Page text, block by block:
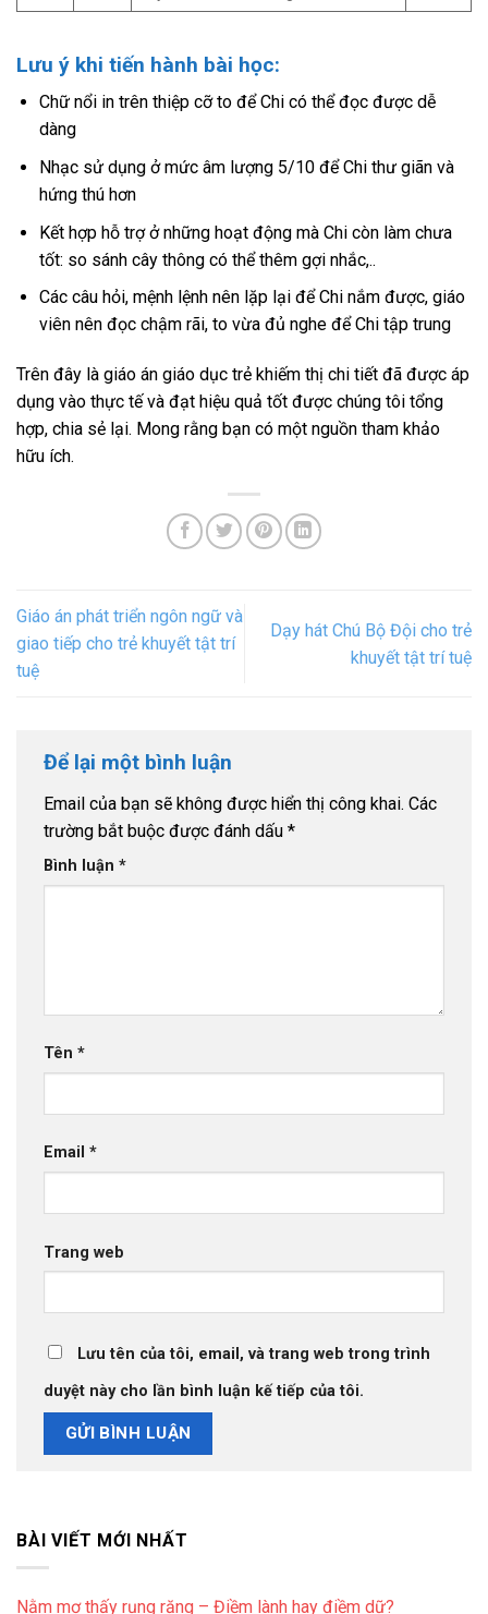
Lưu ý khi tiến hành bài học:
Chữ nổi in trên thiệp cỡ to để Chi có thể đọc được dễ
dàng
Nhạc sử dụng ở mức âm lượng 5/10 để Chi thư giãn và
hứng thú hơn
Kết hợp hỗ trợ ở những hoạt động mà Chi còn làm chưa
tốt: so sánh cây thông có thể thêm gợi nhắc,..
Các câu hỏi, mệnh lệnh nên lặp lại để Chi nắm được, giáo
viên nên đọc chậm rãi, to vừa đủ nghe để Chi tập trung
Trên đây là giáo án giáo dục trẻ khiếm thị chi tiết đã được áp
dụng vào thực tế và đạt hiệu quả tốt được chúng tôi tổng
hợp, chia sẻ lại. Mong rằng bạn có một nguồn tham khảo
hữu ích.
Giáo án phát triển ngôn ngữ và
giao tiếp cho trẻ khuyết tật trí
tuệ
Dạy hát Chú Bộ Đội cho trẻ
khuyết tật trí tuệ
Để lại một bình luận
Email của bạn sẽ không được hiển thị công khai. Các
trường bắt buộc được đánh dấu *
Bình luận *
Tên *
Email *
Trang web
Lưu tên của tôi, email, và trang web trong trình
duyệt này cho lần bình luận kế tiếp của tôi.
BÀI VIẾT MỚI NHẤT
Nằm mơ thấy rụng răng – Điềm lành hay điềm dữ?